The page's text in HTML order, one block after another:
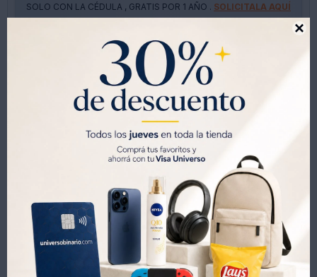

SOLO CON LA CÉDULA , GRATIS POR 1 AÑO . SOLICITALA AQUÍ

Métodos y costos de envíos
Productos que te pueden interesar